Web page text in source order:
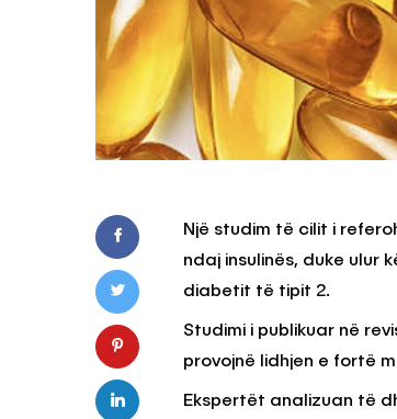
Një studim të cilit i
ndaj insulinës, duke ulur
diabetit të tipit 2.
Studimi i publikuar në
provojnë lidhjen e fortë
Ekspertët analizuan të
Pse